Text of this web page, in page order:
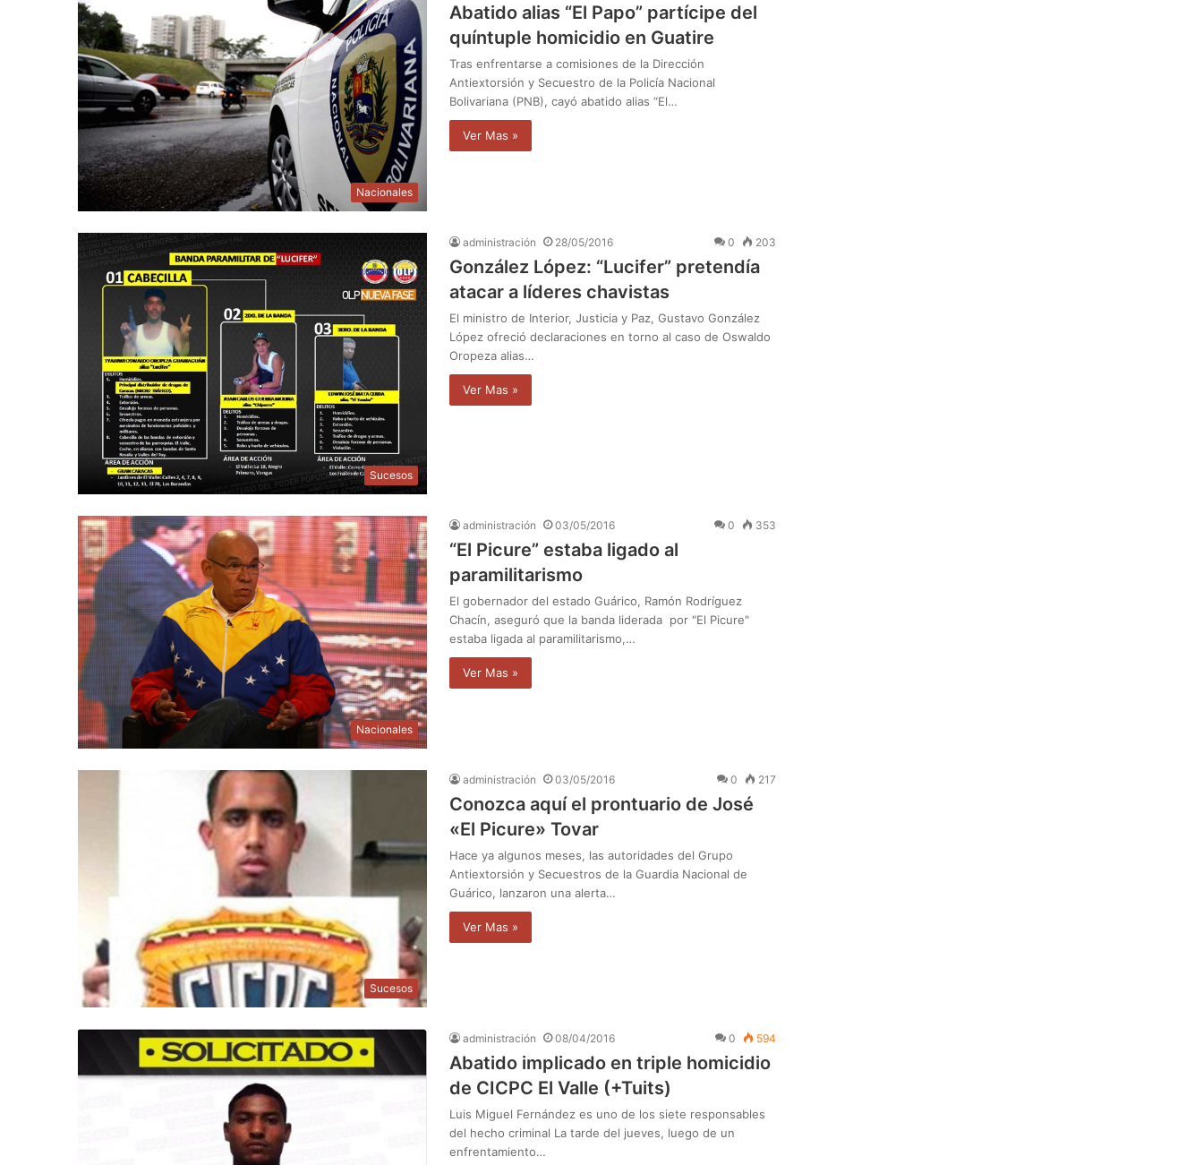
Nacionales
Abatido alias “El Papo” partícipe del
quíntuple homicidio en Guatire
Tras enfrentarse a comisiones de la Dirección
Antiextorsión y Secuestro de la Policía Nacional
Bolivariana (PNB), cayó abatido alias “El…
Ver Mas »
Sucesos
administración 28/05/2016 0 203
González López: “Lucifer” pretendía
atacar a líderes chavistas
El ministro de Interior, Justicia y Paz, Gustavo González
López ofreció declaraciones en torno al caso de Oswaldo
Oropeza alias…
Ver Mas »
Nacionales
administración 03/05/2016 0 353
“El Picure” estaba ligado al
paramilitarismo
El gobernador del estado Guárico, Ramón Rodríguez
Chacín, aseguró que la banda liderada por "El Picure"
estaba ligada al paramilitarismo,…
Ver Mas »
Sucesos
administración 03/05/2016 0 217
Conozca aquí el prontuario de José
«El Picure» Tovar
Hace ya algunos meses, las autoridades del Grupo
Antiextorsión y Secuestros de la Guardia Nacional de
Guárico, lanzaron una alerta…
Ver Mas »
administración 08/04/2016 0 594
Abatido implicado en triple homicidio
de CICPC El Valle (+Tuits)
Luis Miguel Fernández es uno de los siete responsables
del hecho criminal La tarde del jueves, luego de un
enfrentamiento…